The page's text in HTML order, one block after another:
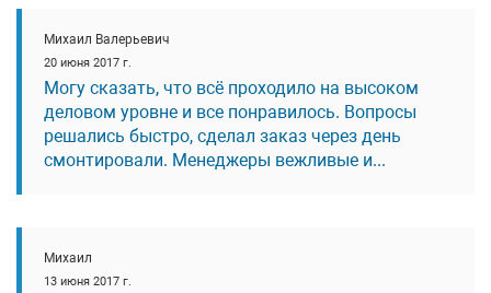
Михаил Валерьевич
20 июня 2017 г.
Могу сказать, что всё проходило на высоком
деловом уровне и все понравилось. Вопросы
решались быстро, сделал заказ через день
смонтировали. Менеджеры вежливые и...
Михаил
13 июня 2017 г.